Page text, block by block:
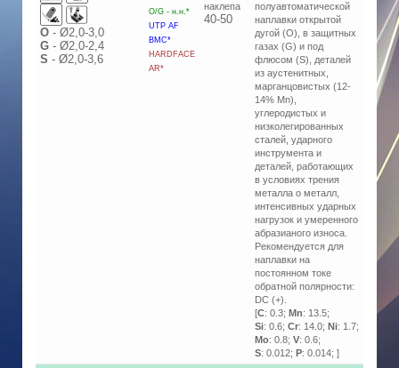
О - Ø2,0-3,0
G - Ø2,0-2,4
S - Ø2,0-3,6
O/G - н.н.*
UTP AF
BMC*
HARDFACE
AR*
наклепа
40-50
полуавтоматической
наплавки открытой
дугой (O), в защитных
газах (G) и под
флюсом (S), деталей
из аустенитных,
марганцовистых (12-
14% Mn),
углеродистых и
низколегированных
сталей, ударного
инструмента и
деталей, работающих
в условиях трения
металла о металл,
интенсивных ударных
нагрузок и умеренного
абразианого износа.
Рекомендуется для
наплавки на
постоянном токе
обратной полярности:
DC (+).
[C: 0.3; Mn: 13.5;
Si: 0.6; Cr: 14.0; Ni: 1.7;
Mo: 0.8; V: 0.6;
S: 0.012; P: 0.014; ]